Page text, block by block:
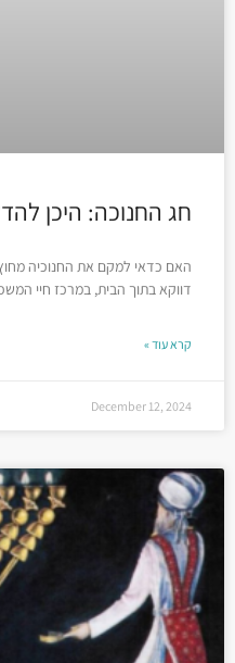
חג החנוכה: היכן
האם כדאי למקם את החנוכיה
דווקא בתוך הבית, במרכז חיי
קרא עוד »
December 12, 2024